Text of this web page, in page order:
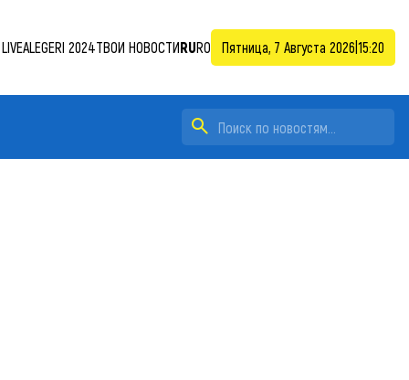
ALEGERI 2024ТВОИ НОВОСТИRURO Пятница, 7 Августа 2026 15:20